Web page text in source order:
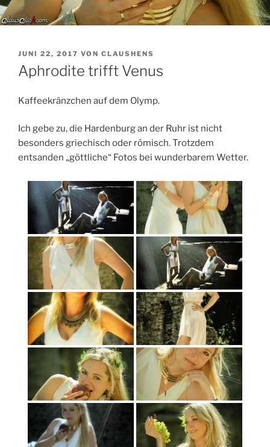
VERÖFFENTLICHT
AM
JUNI 22, 2017 VON CLAUSHENS
Aphrodite trifft Venus
Kaffeekränzchen auf dem Olymp.
Ich gebe zu, die Hardenburg an der Ruhr ist nicht
besonders griechisch oder römisch. Trotzdem
entsanden „göttliche“ Fotos bei wunderbarem Wetter.